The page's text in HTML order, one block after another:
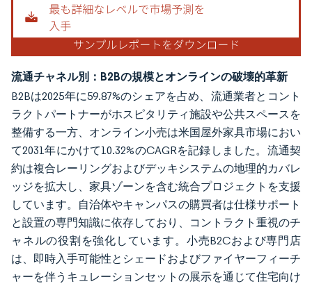
流通チャネル別：B2Bの規模とオンラインの破壊的革新
B2Bは2025年に59.87%のシェアを占め、流通業者とコント
ラクトパートナーがホスピタリティ施設や公共スペースを
整備する一方、オンライン小売は米国屋外家具市場におい
て2031年にかけて10.32%のCAGRを記録しました。流通契
約は複合レーリングおよびデッキシステムの地理的カバレ
ッジを拡大し、家具ゾーンを含む統合プロジェクトを支援
しています。自治体やキャンパスの購買者は仕様サポート
と設置の専門知識に依存しており、コントラクト重視のチ
ャネルの役割を強化しています。小売B2Cおよび専門店
は、即時入手可能性とシェードおよびファイヤーフィーチ
ャーを伴うキュレーションセットの展示を通じて住宅向け